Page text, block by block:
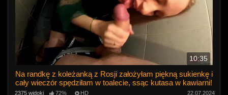
10:35
Na randkę z koleżanką z Rosji założyłam piękną sukienkę i
cały wieczór spędziłam w toalecie, ssąc kutasa w kawiarni!
2375 widoki 72% HD 22.07.2024